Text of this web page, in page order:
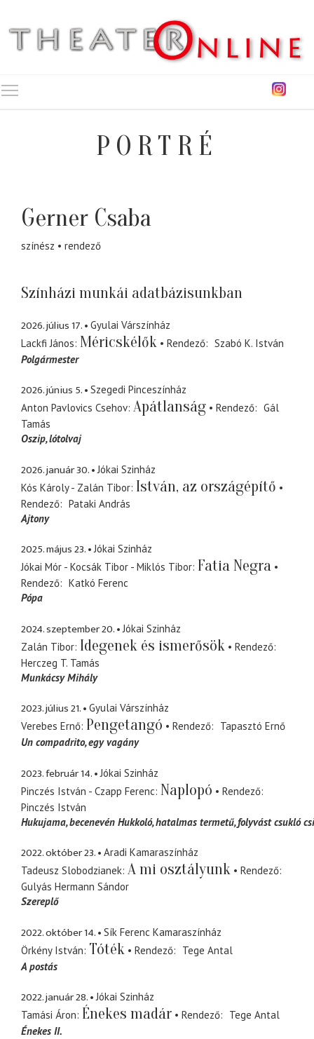
PORTRÉ
Gerner Csaba
színész rendező
Színházi munkái adatbázisunkban
2026. július 17.
Gyulai Várszínház
Lackfi János Méricskélők Rendező
Szabó K. István
Polgármester
2026. június 5.
Szegedi Pinceszínház
Anton Pavlovics Csehov Apátlanság Rendező
Gál
Tamás
Oszip lótolvaj
2026. január 30.
Jókai Szinház
Kós Károly - Zalán Tibor István, az országépítő
Rendező
Pataki András
Ajtony
2025. május 23.
Jókai Szinház
Jókai Mór - Kocsák Tibor - Miklós Tibor Fatia Negra
Rendező
Katkó Ferenc
Pópa
2024. szeptember 20.
Jókai Szinház
Zalán Tibor Idegenek és ismerősök
Rendező
Herczeg T. Tamás
Munkácsy Mihály
2023. július 21.
Gyulai Várszínház
Verebes Ernő Pengetangó Rendező
Tapasztó Ernő
Un compadrito egy vagány
2023. február 14.
Jókai Szinház
Pinczés István - Czapp Ferenc Naplopó
Rendező
Pinczés István
Hukujama becenevén Hukkoló, hatalmas termetű, folyvást csukló
2022. október 23.
Aradi Kamaraszínház
Tadeusz Slobodzianek A mi osztályunk
Rendező
Gulyás Hermann Sándor
Szereplő
2022. október 14.
Sík Ferenc Kamaraszínház
Örkény István Tóték Rendező
Tege Antal
A postás
2022. január 28.
Jókai Szinház
Tamási Áron Énekes madár Rendező
Tege Antal
Énekes II.